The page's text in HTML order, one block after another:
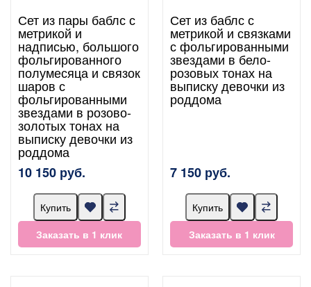
Сет из пары баблс с
метрикой и
надписью, большого
фольгированного
полумесяца и связок
шаров с
фольгированными
звездами в розово-
золотых тонах на
выписку девочки из
роддома
10 150 руб.
Купить
Заказать в 1 клик
Сет из баблс с
метрикой и связками
с фольгированными
звездами в бело-
розовых тонах на
выписку девочки из
роддома
7 150 руб.
Купить
Заказать в 1 клик